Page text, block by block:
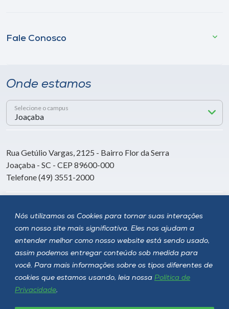
Nós utilizamos os Cookies para tornar suas interações
com nosso site mais significativa. Eles nos ajudam a
entender melhor como nosso website está sendo usado,
assim podemos entregar conteúdo sob medida para
você. Para mais informações sobre os tipos diferentes de
cookies que estamos usando, leia nossa Política de
Privacidade.
Fale Conosco
Onde estamos
Selecione o campus
Rua Getúlio Vargas, 2125 - Bairro Flor da Serra
Joaçaba - SC - CEP 89600-000
Telefone (49) 3551-2000
Siga a Unoesc